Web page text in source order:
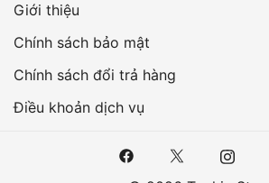
Giới thiệu
Chính sách bảo mật
Chính sách đổi trả hàng
Điều khoản dịch vụ